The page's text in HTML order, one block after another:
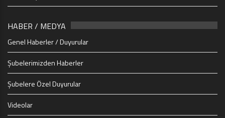
HABER / MEDYA
Genel Haberler / Duyurular
Şubelerimizden Haberler
Şubelere Özel Duyurular
Videolar